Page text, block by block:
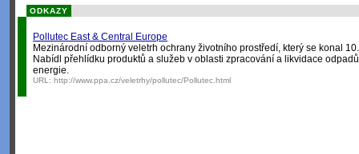
ODKAZY
Pollutec East & Central Europe
Mezinárodní odborný veletrh ochrany životního prostředí, který se konal
Nabídl přehlídku produktů a služeb v oblasti zpracování a likvidace
energie.
URL: http://www.ppa.cz/veletrhy/pollutec/Pollutec.html